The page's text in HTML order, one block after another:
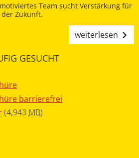
Team sucht Verstärkung für
Zukunft.
weiterlesen
GESUCHT
barrierefrei
(4,943 MB)